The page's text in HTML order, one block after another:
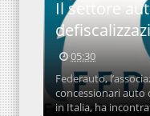
Il settore
05:30
Federauto,
concessionari
in Italia, ha